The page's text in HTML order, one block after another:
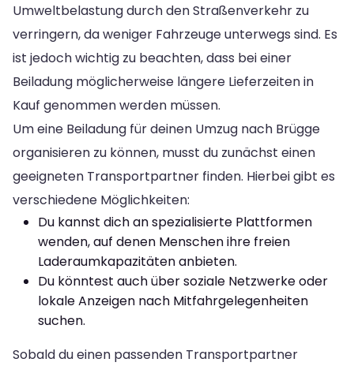
Umweltbelastung durch den Straßenverkehr zu
verringern, da weniger Fahrzeuge unterwegs sind. Es
ist jedoch wichtig zu beachten, dass bei einer
Beiladung möglicherweise längere Lieferzeiten in
Kauf genommen werden müssen.
Um eine Beiladung für deinen Umzug nach Brügge
organisieren zu können, musst du zunächst einen
geeigneten Transportpartner finden. Hierbei gibt es
verschiedene Möglichkeiten:
Du kannst dich an spezialisierte Plattformen
wenden, auf denen Menschen ihre freien
Laderaumkapazitäten anbieten.
Du könntest auch über soziale Netzwerke oder
lokale Anzeigen nach Mitfahrgelegenheiten
suchen.
Sobald du einen passenden Transportpartner